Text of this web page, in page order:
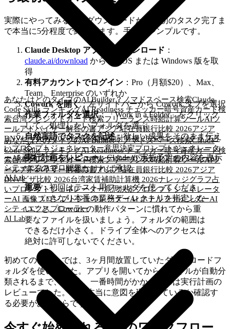
あなたはどのタイプのAI Builder？ノマドスペース検索Claude
Code Skills ランキングAI Readiness チェッカー暗号資産カード検
索台湾クレジットカード検索フリーランス時給計算ツールAIツ
ールアドバイザー解答の書アジア駐在員銀行比較 2026アジア
DNVビザ比較 2026台湾家賃補助計算機 2026ナレッジグラフ占
いプロンプトジェネレーター意思決定プロンプトジェネレータ
ーAI 画像プロンプトジェネレーターAI ホテルファインダーAI
シティエクスプローラー
AI Lab
あなたはどのタイプのAI Builder？ノマドスペース検索Claude
Code Skills ランキングAI Readiness チェッカー暗号資産カード検
索台湾クレジットカード検索フリーランス時給計算ツールAIツ
ールアドバイザー解答の書アジア駐在員銀行比較 2026アジア
DNVビザ比較 2026台湾家賃補助計算機 2026ナレッジグラフ占
いプロンプトジェネレーター意思決定プロンプトジェネレータ
ーAI 画像プロンプトジェネレーターAI ホテルファインダーAI
シティエクスプローラー
AI Lab
実際にやってみると、ダウンロードから最初のタスク完了ま
で本当に5分程度で終わります。手順はシンプルです。
Claude Desktop アプリをダウンロード ：
claude.ai/download から macOS または Windows 版を取
得
有料アカウントでログイン ：Pro（月額$20）、Max、
Team、Enterprise のいずれか
Cowork を開く：左サイドバーから Cowork タブを選択
作業フォルダを選択：「Work in a Folder」をクリック
して、処理したいフォルダを選ぶ
自然言語でタスクを記述：欲しい成果をそのまま伝え
る
実行計画をレビュー：Claude が実行予定の内容を表示
するので、問題なければ承認
重要：初回はテスト用フォルダを使ってくださ
い。いきなり本番の業務ディレクトリを指定しな
いこと。Cowork の動作パターンに慣れてから重
要なファイルを扱いましょう。フォルダの範囲は
できるだけ小さく。ドライブ全体へのアクセスは
絶対に許可しないでください。
初めてのテストでは、3ヶ月間放置していたダウンロードフ
ォルダを使いました。アプリを開いてからファイルが自動分
類されるまで、約4分。一番時間がかかったのは実行計画の
レビューでした。AIが本当に意図を理解しているか確認す
る必要があるからです。